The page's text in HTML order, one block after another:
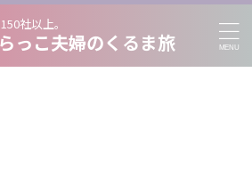
社以上。
っこ夫婦のくるま旅